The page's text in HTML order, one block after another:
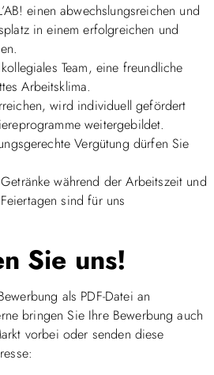
einen abwechslungsreichen und
in einem erfolgreichen und
Team, eine freundliche
Arbeitsklima.
wird individuell gefördert
weitergebildet.
Vergütung dürfen Sie
während der Arbeitszeit und
sind für uns
Sie uns!
als PDF-Datei an
bringen Sie Ihre Bewerbung auch
vorbei oder senden diese